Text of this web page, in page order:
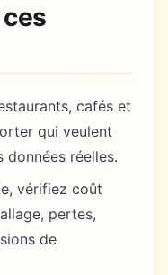
cafés et
qui veulent
réelles.
vérifiez coût
pertes,
de